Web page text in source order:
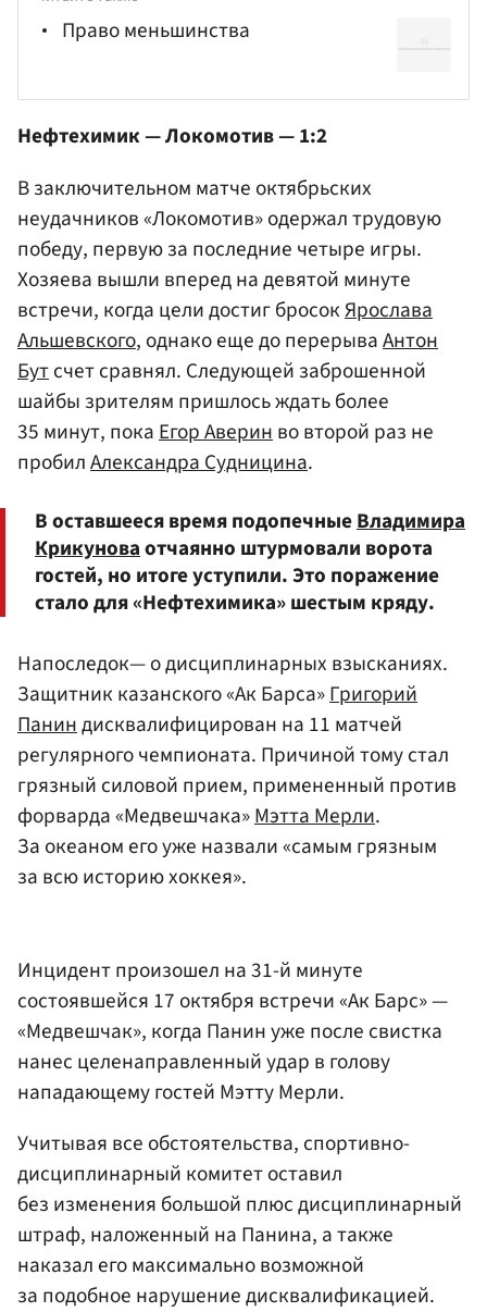
Право меньшинства
Нефтехимик — Локомотив — 1:2
В заключительном матче октябрьских
неудачников «Локомотив» одержал трудовую
победу, первую за последние четыре игры.
Хозяева вышли вперед на девятой минуте
встречи, когда цели достиг бросокЯрослава
Альшевского, однако еще до перерываАнтон
Бутсчет сравнял. Следующей заброшенной
шайбы зрителям пришлось ждать более
35 минут, пока Егор Аверин во второй раз не
пробилАлександра Судницина.
В оставшееся время подопечныеВладимира
Крикуноваотчаянно штурмовали ворота
гостей, но итоге уступили. Это поражение
стало для «Нефтехимика» шестым кряду.
Напоследок— о дисциплинарных взысканиях.
Защитник казанского «Ак Барса»Григорий
Паниндисквалифицирован на 11 матчей
регулярного чемпионата. Причиной тому стал
грязный силовой прием, примененный против
форварда «Медвешчака»Мэтта Мерли.
За океаном его уже назвали «самым грязным
за всю историю хоккея».
Инцидент произошел на 31-й минуте
состоявшейся 17 октября встречи «Ак Барс» —
«Медвешчак», когда Панин уже после свистка
нанес целенаправленный удар в голову
нападающему гостей Мэтту Мерли.
Учитывая все обстоятельства, спортивно-
дисциплинарный комитет оставил
без изменения большой плюс дисциплинарный
штраф, наложенный на Панина, а также
наказал его максимально возможной
за подобное нарушение дисквалификацией.